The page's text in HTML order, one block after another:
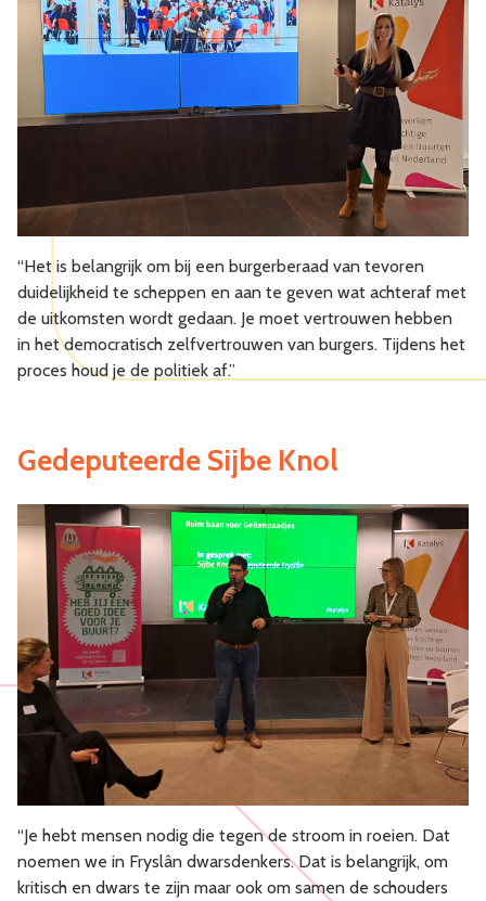
“Het is belangrijk om bij een burgerberaad van tevoren
duidelijkheid te scheppen en aan te geven wat achteraf met
de uitkomsten wordt gedaan. Je moet vertrouwen hebben
in het democratisch zelfvertrouwen van burgers. Tijdens het
proces houd je de politiek af.”
Gedeputeerde Sijbe Knol
“Je hebt mensen nodig die tegen de stroom in roeien. Dat
noemen we in Fryslân dwarsdenkers. Dat is belangrijk, om
kritisch en dwars te zijn maar ook om samen de schouders